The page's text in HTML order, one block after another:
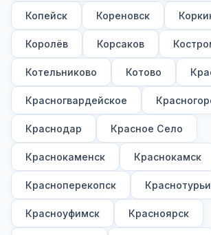
Копейск Кореновск
Королёв Корсаков
Котельниково Котово
Красногвардейское
Краснодар Красное Село
Краснокаменск Краснокамск
Красноперекопск
Красноуфимск Красноярск